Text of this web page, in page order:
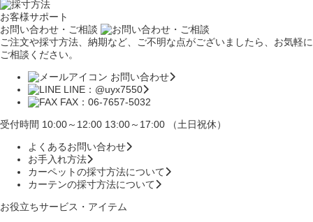
お客様サポート
お問い合わせ・ご相談
ご注文や採寸方法、納期など、ご不明な点がございましたら、お気軽に
ご相談ください。
お問い合わせ
LINE：@uyx7550
FAX：06-7657-5032
受付時間 10:00～12:00 13:00～17:00 （土日祝休）
よくあるお問い合わせ
お手入れ方法
カーペットの採寸方法について
カーテンの採寸方法について
お役立ちサービス・アイテム